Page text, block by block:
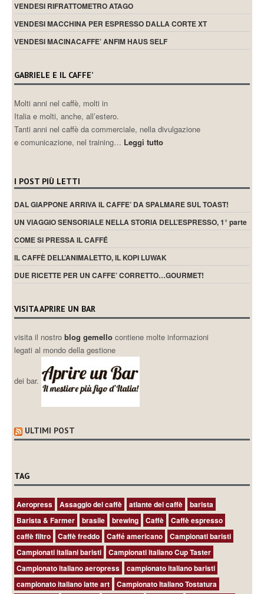
VENDESI RIFRATTOMETRO ATAGO
VENDESI MACCHINA PER ESPRESSO DALLA CORTE XT
VENDESI MACINACAFFE’ ANFIM HAUS SELF
GABRIELE E IL CAFFE’
Molti anni nel caffè, molti in
Italia e molti, anche, all’estero.
Tanti anni nel caffè da commerciale, nella divulgazione
e comunicazione, nel training… Leggi tutto
I POST PIÙ LETTI
DAL GIAPPONE ARRIVA IL CAFFE’ DA SPALMARE SUL TOAST!
UN VIAGGIO SENSORIALE NELLA STORIA DELL’ESPRESSO, 1° parte
COME SI PRESSA IL CAFFÉ
IL CAFFÈ DELL’ANIMALETTO, IL KOPI LUWAK
DUE RICETTE PER UN CAFFE’ CORRETTO…GOURMET!
VISITA APRIRE UN BAR
visita il nostroblog gemellocontiene molte informazioni
legati al mondo della gestione
dei bar.
ULTIMI POST
TAG
Aeropress Assaggio del caffè atlante del caffè
barista
Barista & Farmer
brasile brewing Caffè
Caffè espresso
caffè filtro
Caffè freddo Caffé americano
Campionati baristi
Campionati italiani baristi
Campionati italiano Cup Taster
Campionato italiano aeropress
campionato italiano baristi
campionato italiano latte art
Campionato Italiano Tostatura